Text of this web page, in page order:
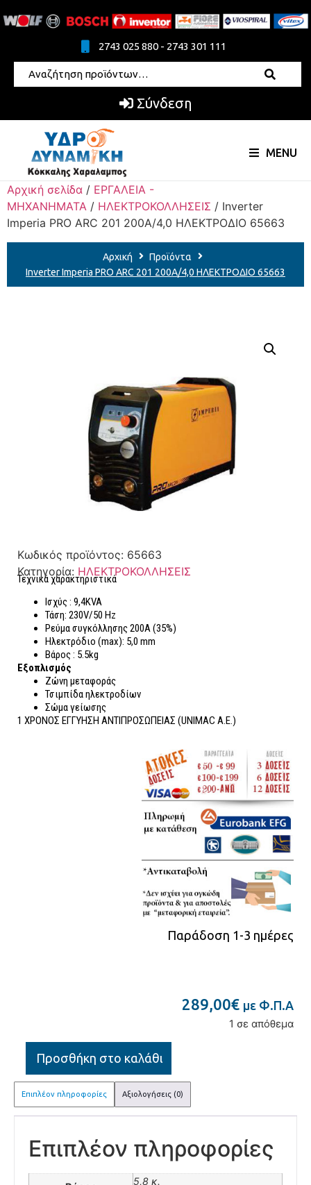
2743 025 880 - 2743 301 111
Σύνδεση
MENU
Αρχική σελίδα / ΕΡΓΑΛΕΙΑ -
ΜΗΧΑΝΗΜΑΤΑ / ΗΛΕΚΤΡΟΚΟΛΛΗΣΕΙΣ / Inverter
Imperia PRO ARC 201 200A/4,0 ΗΛΕΚΤΡΟΔΙΟ 65663
Αρχική
Προϊόντα
Inverter Imperia PRO ARC 201 200A/4,0 ΗΛΕΚΤΡΟΔΙΟ 65663
Κωδικός προϊόντος: 65663
Κατηγορία: ΗΛΕΚΤΡΟΚΟΛΛΗΣΕΙΣ
Τεχνικά χαρακτηριστικά
Ισχύς : 9,4KVA
Τάση: 230V/50 Hz
Ρεύμα συγκόλλησης 200A (35%)
Hλεκτρόδιο (max): 5,0 mm
Βάρος : 5.5kg
Εξοπλισμός
Ζώνη μεταφοράς
Τσιμπίδα ηλεκτροδίων
Σώμα γείωσης
1 ΧΡΟΝΟΣ ΕΓΓΥΗΣΗ ΑΝΤΙΠΡΟΣΩΠΕΙΑΣ (UNIMAC Α.Ε.)
Παράδοση 1-3 ημέρες
289,00€ με Φ.Π.Α
1 σε απόθεμα
Προσθήκη στο καλάθι
Επιπλέον πληροφορίες Αξιολογήσεις (0)
Επιπλέον πληροφορίες
5,8 κ.